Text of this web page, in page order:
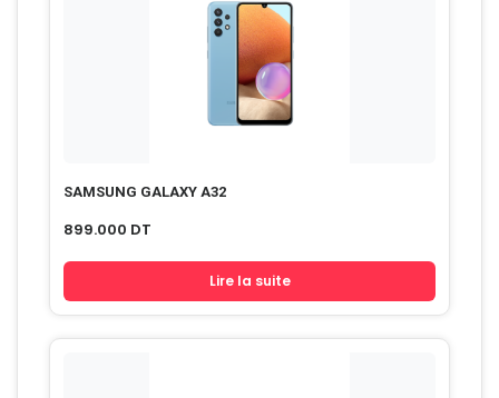
SAMSUNG GALAXY A32
899.000 DT
Lire la suite